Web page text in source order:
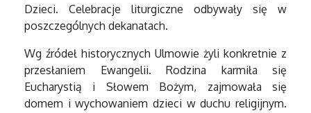
Dzieci. Celebracje liturgiczne odbywały się w
poszczególnych dekanatach.
Wg źródeł historycznych Ulmowie żyli konkretnie z
przesłaniem Ewangelii. Rodzina karmiła się
Eucharystią i Słowem Bożym, zajmowała się
domem i wychowaniem dzieci w duchu religijnym.